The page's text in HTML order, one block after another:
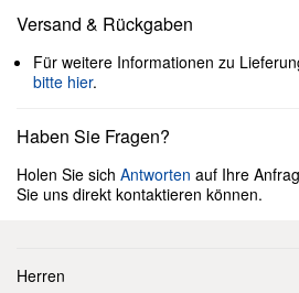
Versand & Rückgaben
Für weitere Informationen zu
bitte hier.
Haben Sie Fragen?
Holen Sie sich Antworten auf Ihre
Sie uns direkt kontaktieren können.
Herren